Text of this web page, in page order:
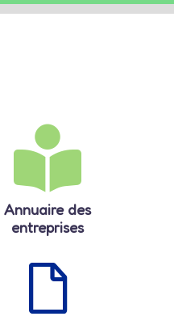
Annuaire des
entreprises